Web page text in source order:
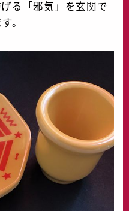
る「邪気」を玄関で
。